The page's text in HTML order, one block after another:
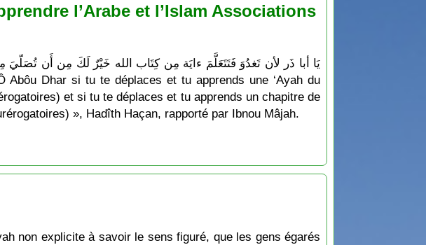
l’Arabe et l’Islam Associations
et si tu te déplaces et tu apprends un chapitre de
», Hadîth Haçan, rapporté par Ibnou Mâjah.
non explicite à savoir le sens figuré, que les gens égarés